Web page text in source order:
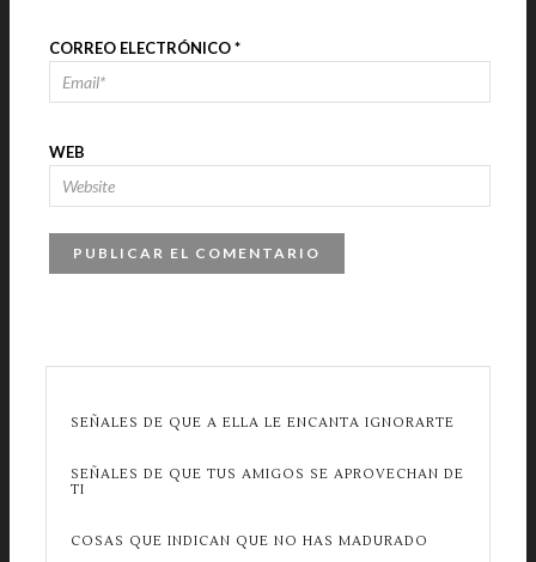
CORREO ELECTRÓNICO*
WEB
SEÑALES DE QUE A ELLA LE ENCANTA IGNORARTE
SEÑALES DE QUE TUS AMIGOS SE APROVECHAN DE
TI
COSAS QUE INDICAN QUE NO HAS MADURADO